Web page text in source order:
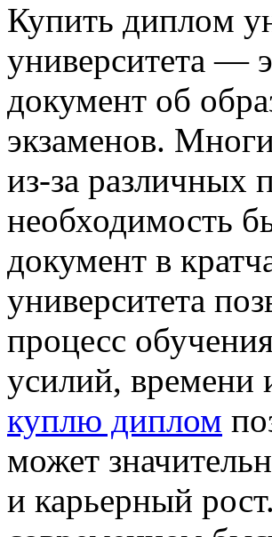
Купить диплoм
университета —
документ об
экзаменов.
из-за различных
необходимость
документ в
университета
процесс
усилий, времени
куплю диплом
может
и карьерный